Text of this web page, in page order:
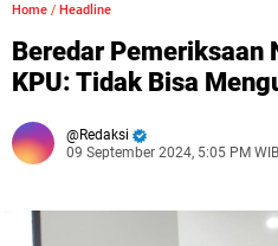
Home / Headline
Beredar Pemeriksaan
KPU: Tidak Bisa
Redaksi
09 September 2024, 5:05 PM WIB